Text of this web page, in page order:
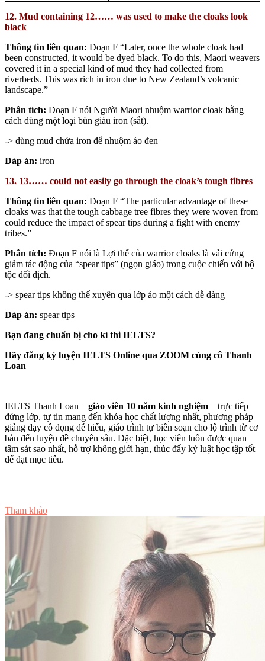
12. Mud containing 12…… was used to make the cloaks look
black
Thông tin liên quan: Đoạn F “Later, once the whole cloak had
been constructed, it would be dyed black. To do this, Maori weavers
covered it in a special kind of mud they had collected from
riverbeds. This was rich in iron due to New Zealand’s volcanic
landscape.”
Phân tích: Đoạn F nói Người Maori nhuộm warrior cloak bằng
cách dùng một loại bùn giàu iron (sắt).
-> dùng mud chứa iron để nhuộm áo đen
Đáp án: iron
13. 13…… could not easily go through the cloak’s tough fibres
Thông tin liên quan: Đoạn F “The particular advantage of these
cloaks was that the tough cabbage tree fibres they were woven from
could reduce the impact of spear tips during a fight with enemy
tribes.”
Phân tích: Đoạn F nói là Lợi thế của warrior cloaks là vải cứng
giảm tác động của “spear tips” (ngọn giáo) trong cuộc chiến với bộ
tộc đối địch.
-> spear tips không thể xuyên qua lớp áo một cách dễ dàng
Đáp án: spear tips
Bạn đang chuẩn bị cho kì thi IELTS?
Hãy đăng ký luyện IELTS Online qua ZOOM cùng cô Thanh
Loan
IELTS Thanh Loan – giáo viên 10 năm kinh nghiệm – trực tiếp
đứng lớp, tự tin mang đến khóa học chất lượng nhất, phương pháp
giảng dạy cô đọng dễ hiểu, giáo trình tự biên soạn cho lộ trình từ cơ
bản đến luyện đề chuyên sâu. Đặc biệt, học viên luôn được quan
tâm sát sao nhất, hỗ trợ không giới hạn, thúc đẩy kỷ luật học tập tốt
để đạt mục tiêu.
Tham khảo